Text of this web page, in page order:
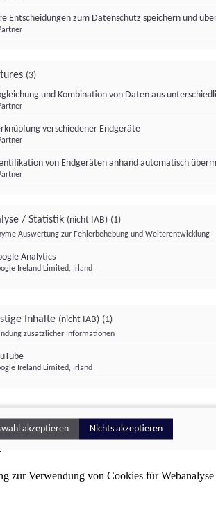
professionell
zur Verwendung von Cookies für Webanalyse
Entscheidungen zum Datenschutz speichern und
(3)
und Kombination von Daten aus
verschiedener Endgeräte
von Endgeräten anhand automatisch
/ Statistik (nicht IAB) (1)
Auswertung zur Fehlerbehebung und Weiterentwicklung
Analytics
Ireland Limited, Irland
Inhalte (nicht IAB) (1)
zusätzlicher Informationen
Ireland Limited, Irland
akzeptieren Nichts akzeptieren